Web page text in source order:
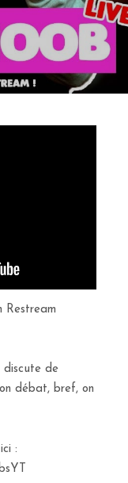
Restream
discute de
débat, bref, on
: